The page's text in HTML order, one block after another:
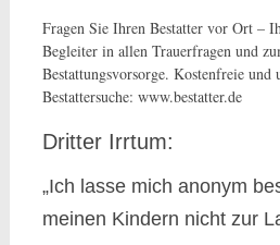
Fragen Sie Ihren Bestatter vor Ort –
Begleiter in allen Trauerfragen und
Bestattungsvorsorge. Kostenfreie und
Bestattersuche: www.bestatter.de
Dritter Irrtum:
„Ich lasse mich anonym
meinen Kindern nicht zur